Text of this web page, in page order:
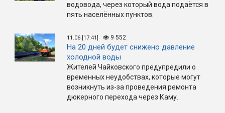
водовода, через который вода подаётся в
пять населённых пунктов.
11.06 [17:41] 9 552
На 20 дней будет снижено давление
холодной воды
Жителей Чайковского предупредили о
временных неудобствах, которые могут
возникнуть из-за проведения ремонта
дюкерного перехода через Каму.